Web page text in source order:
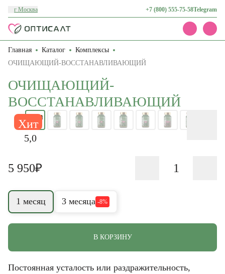
г Москва +7 (800) 555-75-58Telegram
Каталог
Акции
О нас
Контакты
Главная Каталог
Комплексы
ОЧИЩАЮЩИЙ-ВОССТАНАВЛИВАЮЩИЙ
ОЧИЩАЮЩИЙ-
ВОССТАНАВЛИВАЮЩИЙ
Хит
5,0
5 950₽
1 месяц 3 месяца -8%
В КОРЗИНУ
Постоянная усталость или раздражительность,